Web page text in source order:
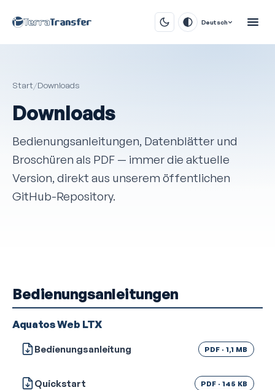
Deutsch
Start/Downloads
Downloads
Bedienungsanleitungen, Datenblätter und
Broschüren als PDF — immer die aktuelle
Version, direkt aus unserem öffentlichen
GitHub-Repository.
Bedienungsanleitungen
Aquatos Web LTX
Bedienungsanleitung PDF · 1,1 MB
Quickstart PDF · 145 KB